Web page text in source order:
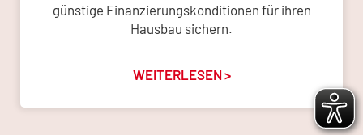
günstige Finanzierungskonditionen für ihren
Hausbau sichern.
WEITERLESEN >